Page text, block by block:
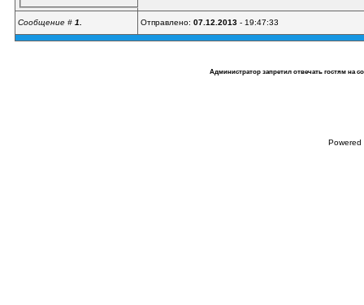
Сообщение # 1. Отправлено: 07.12.2013 - 19:47:33
Администратор запретил отвечать гостям на